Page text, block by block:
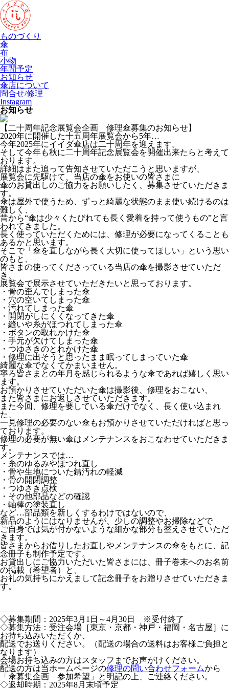
ものづくり
傘
布
小物
年間予定
お知らせ
傘店について
問合せ/修理
Instagram
お知らせ
【二十周年記念展覧会企画 修理傘募集のお知らせ】
2020年に開催した十五周年展覧会から5年…
今年2025年にイイダ傘店は二十周年を迎えます。
そして今年も秋に二十周年記念展覧会を開催出来たらと考えて
おります。
詳細はまた追って告知させていただこうと思いますが、
展覧会に先駆けて、当店の傘をお使いの皆さまに
傘のお貸出しのご協力をお願いしたく、募集させていただきま
す。
傘は屋外で使うため、ずっと綺麗な状態のまま使い続けるのは
難しく、
昔から“傘は少々くたびれても長く愛着を持って使うもの”と言
われてきました。
長く使っていただくためには、修理が必要になってくることも
あるかと思います。
そこで「傘を直しながら長く大切に使ってほしい」という思い
のもと、
皆さまの使ってくださっている当店の傘を撮影させていただ
き、
展覧会で展示させていただきたいと思っております。
・骨の歪んでしまった傘
・穴の空いてしまった傘
・汚れてしまった傘
・開閉がしにくくなってきた傘
・縫いや糸がほつれてしまった傘
・ボタンの取れかけた傘
・手元が欠けてしまった傘
・つゆさきのとれかけた傘
・修理に出そうと思ったまま眠ってしまっていた傘
綺麗な傘でなくてかまいません。
寧ろ皆さまとの年月を感じられるような傘であれば嬉しく思い
ます。
お預かりさせていただいた傘は撮影後、修理をおこない、
また皆さまにお返しさせていただきます。
また今回、修理を要している傘だけでなく、長く使い込まれ
た、
一見修理の必要のない傘もお預かりさせていただければと思っ
ております。
修理の必要が無い傘はメンテナンスをおこなわせていただきま
す。
メンテナンスでは…
・糸のゆるみやほつれ直し
・骨や生地についた錆汚れの軽減
・骨の開閉調整
・つゆさき点検
・その他部品などの確認
・軸棒の塗装直し
など…部品類を新しくするわけではないので、
新品のようにはなりませんが、少しの調整やお掃除などで
ご自身では気が付かないような細かな部分も整えさせていただ
きます。
皆さまからお借りしたお直しやメンテナンスの傘をもとに、記
念冊子も制作予定です。
お貸出しにご協力いただいた皆さまには、冊子巻末へのお名前
の掲載（希望者）と、
お礼の気持ちにかえまして記念冊子をお贈りさせていただきま
す。
―――――――――――――――――――――――
◇募集期間：2025年3月1日～4月30日 ※受付終了
◇募集方法：受注会場［東京・京都・神戸・福岡・名古屋］に
お持ち込みいただくか、
配送でお送りください。（配送の場合の送料はお客様ご負担と
なります）
会場お持ち込みの方はスタッフまでお声がけください。
配送の方は当ホームページの修理の問い合わせフォームから
「傘募集企画 参加希望」と明記の上、ご連絡ください。
◇返却時期：2025年8月末頃予定